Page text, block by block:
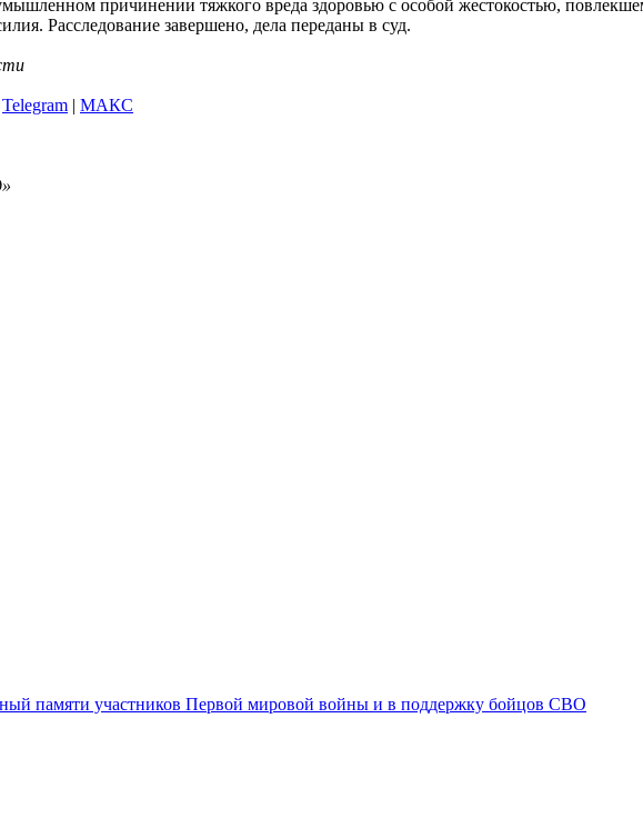
причинении тяжкого вреда здоровью с особой жестокостью,
Расследование завершено, дела переданы в суд.
Telegram | MAКС
памяти участников Первой мировой войны и в поддержку бойцов СВО